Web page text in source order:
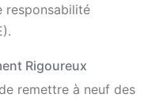
responsabilité
Rigoureux
remettre à neuf des